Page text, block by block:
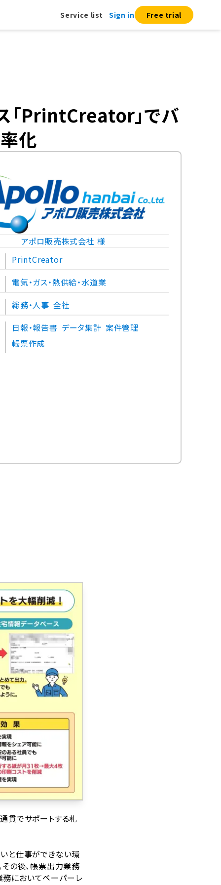
Service list Sign in Free trial
「PrintCreator」でバ
化
アポロ販売株式会社 様
PrintCreator
電気・ガス・熱供給・水道業
総務・人事 全社
日報・報告書 データ集計 案件管理
帳票作成
貫でサポートする札
と仕事ができない環
の後、帳票出力業務
務においてペーパーレ